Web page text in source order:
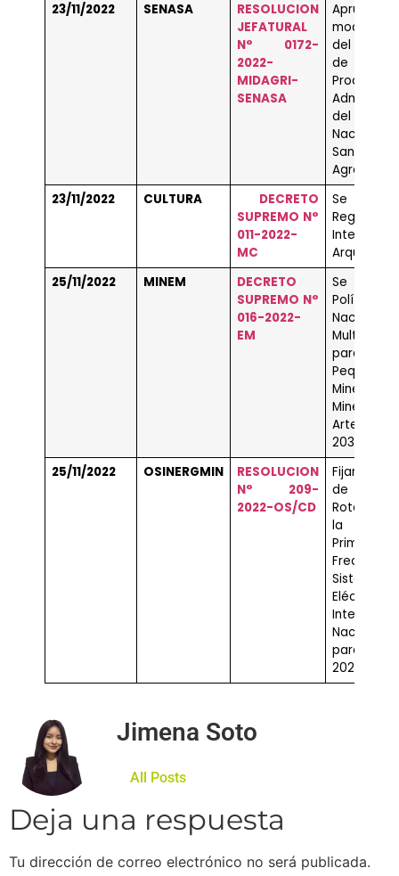
23/11/2022
SENASA
RESOLUCION
JEFATURAL
N° 0172-
2022-
MIDAGRI-
SENASA
del Texto
de
del
Sanidad
Agraria.
23/11/2022
CULTURA
DECRETO
SUPREMO N°
011-2022-
MC
Se
25/11/2022
MINEM
DECRETO
SUPREMO N°
016-2022-
EM
Se
Política
Nacional
para
Pequeña
Minería
2030,
25/11/2022
OSINERGMIN
RESOLUCION
N° 209-
2022-OS/CD
Fijan
de
Rotante
la
Sistema
Eléctrico
Nacional
para el
2023
Jimena Soto
All Posts
Deja una respuesta
Tu dirección de correo electrónico no será publicada.